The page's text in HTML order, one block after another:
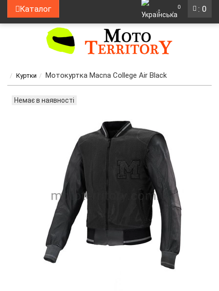
: 0
Каталог 0
Куртки Мотокуртка Macna College Air Black
Немає в наявності